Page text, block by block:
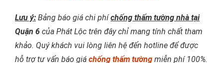
Lưu ý: Bảng báo giá chi phíchống thấm tường nhà tại
Quận 6 của Phát Lộc trên đây chỉ mang tính chất tham
khảo. Quý khách vui lòng liên hệ đến hotline để được
hỗ trợ tư vấn báo giá chống thấm tường miễn phí 100%.